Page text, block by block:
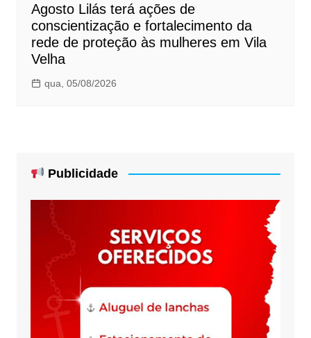
Agosto Lilás terá ações de
conscientização e fortalecimento da
rede de proteção às mulheres em Vila
Velha
qua, 05/08/2026
Publicidade